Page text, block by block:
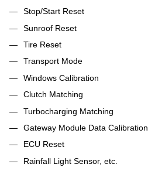
Stop/Start Reset
Sunroof Reset
Tire Reset
Transport Mode
Windows Calibration
Clutch Matching
Turbocharging Matching
Gateway Module Data Calibration
ECU Reset
Rainfall Light Sensor, etc.